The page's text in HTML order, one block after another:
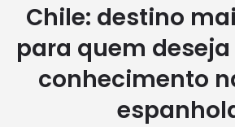
Chile: destino
para quem
conhecimento